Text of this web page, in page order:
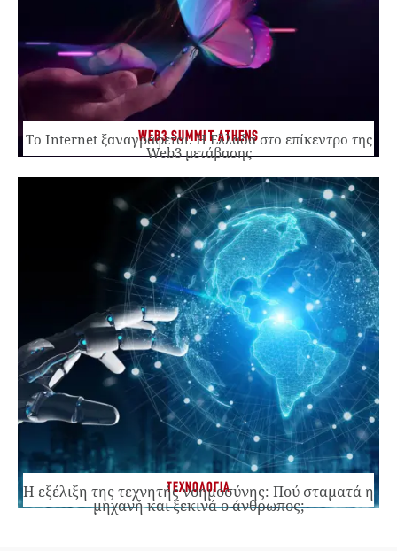
WEB3 SUMMIT ATHENS
Το Internet ξαναγράφεται. Η Ελλάδα στο επίκεντρο της
Web3 μετάβασης
ΤΕΧΝΟΛΟΓΙΑ
Η εξέλιξη της τεχνητής νοημοσύνης: Πού σταματά η
μηχανή και ξεκινά ο άνθρωπος;